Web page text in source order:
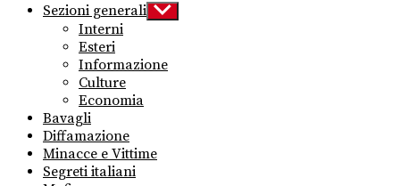
Sezioni generali Show
sub
Interni
Esteri
Informazione
Culture
Economia
Bavagli
Diffamazione
Minacce e Vittime
Segreti italiani